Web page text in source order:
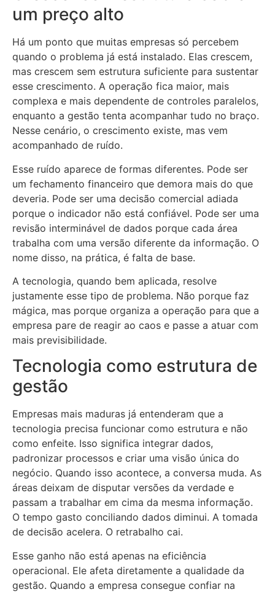
um preço alto
Há um ponto que muitas empresas só percebem
quando o problema já está instalado. Elas crescem,
mas crescem sem estrutura suficiente para sustentar
esse crescimento. A operação fica maior, mais
complexa e mais dependente de controles paralelos,
enquanto a gestão tenta acompanhar tudo no braço.
Nesse cenário, o crescimento existe, mas vem
acompanhado de ruído.
Esse ruído aparece de formas diferentes. Pode ser
um fechamento financeiro que demora mais do que
deveria. Pode ser uma decisão comercial adiada
porque o indicador não está confiável. Pode ser uma
revisão interminável de dados porque cada área
trabalha com uma versão diferente da informação. O
nome disso, na prática, é falta de base.
A tecnologia, quando bem aplicada, resolve
justamente esse tipo de problema. Não porque faz
mágica, mas porque organiza a operação para que a
empresa pare de reagir ao caos e passe a atuar com
mais previsibilidade.
Tecnologia como estrutura de
gestão
Empresas mais maduras já entenderam que a
tecnologia precisa funcionar como estrutura e não
como enfeite. Isso significa integrar dados,
padronizar processos e criar uma visão única do
negócio. Quando isso acontece, a conversa muda. As
áreas deixam de disputar versões da verdade e
passam a trabalhar em cima da mesma informação.
O tempo gasto conciliando dados diminui. A tomada
de decisão acelera. O retrabalho cai.
Esse ganho não está apenas na eficiência
operacional. Ele afeta diretamente a qualidade da
gestão. Quando a empresa consegue confiar na